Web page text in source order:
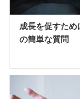
成長を促すた
の簡単な質問